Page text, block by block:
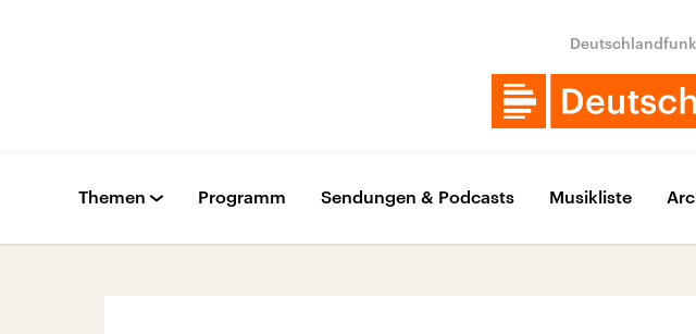
Deutschlandfunk
Themen Programm Sendungen & Podcasts Musikliste